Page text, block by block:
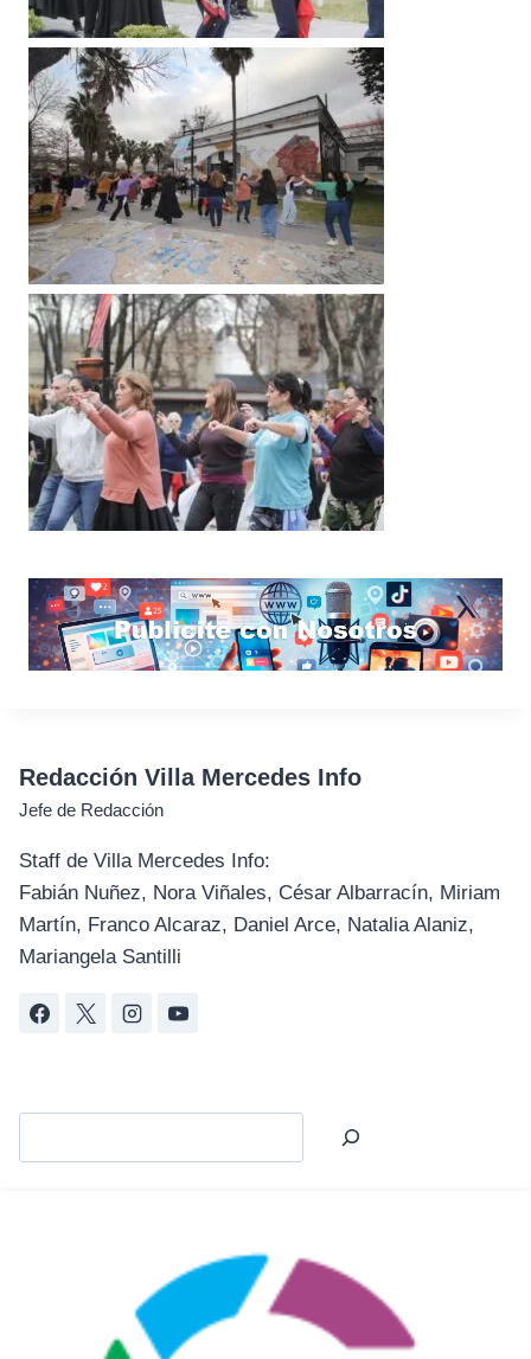
Redacción Villa Mercedes Info
Jefe de Redacción
Staff de Villa Mercedes Info:
Fabián Nuñez, Nora Viñales, César Albarracín, Miriam
Martín, Franco Alcaraz, Daniel Arce, Natalia Alaniz,
Mariangela Santilli